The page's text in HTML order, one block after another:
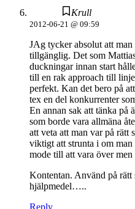
Krull
2012-06-21 @ 09:59
JAg tycker absolut att
tillgänglig. Det som
duckningar innan start
till en rak approach till
perfekt. Kan det bero på
tex en del konkurrenter
En annan sak att tänka på
som borde vara allmäna
att veta att man var på rätt
viktigt att strunta i om
mode till att vara över
Kontentan. Använd på rätt
hjälpmedel…..